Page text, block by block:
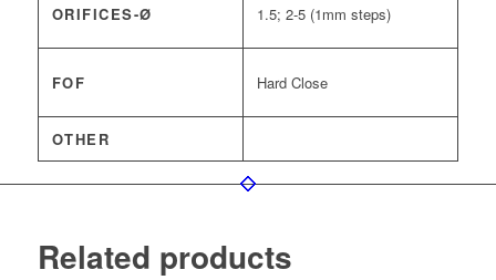
ORIFICES-Ø 1.5; 2-5 (1mm steps)
FOF Hard Close
OTHER
Related products